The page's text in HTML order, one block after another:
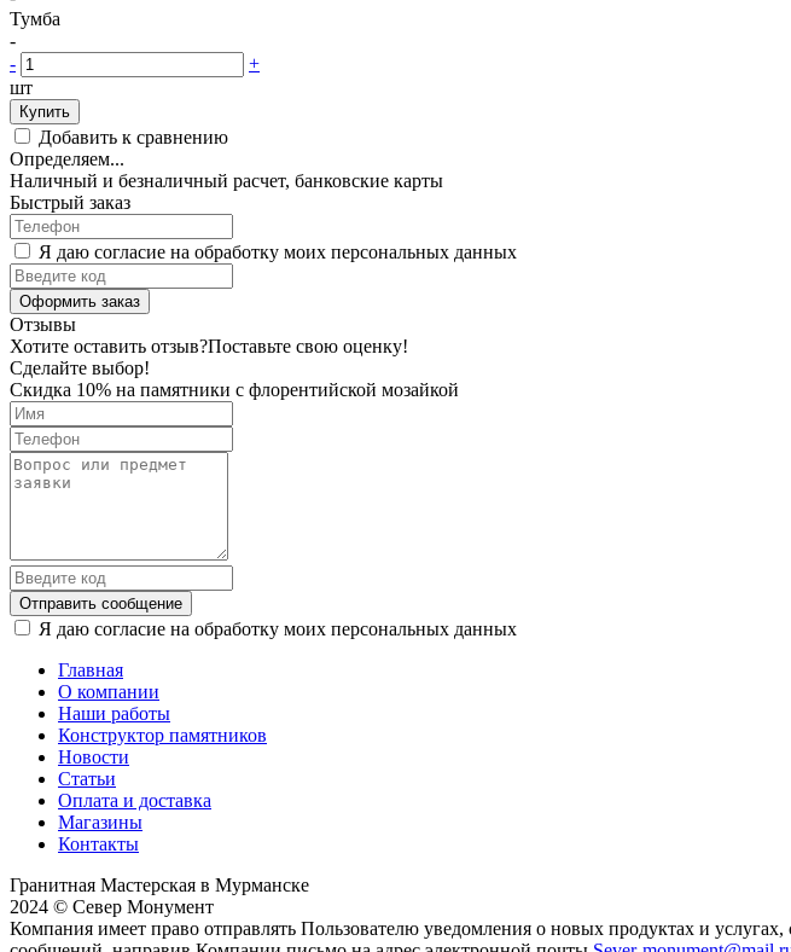
Тумба
-
-
+
шт
Купить
Добавить к сравнению
Определяем...
Наличный и безналичный расчет, банковские карты
Быстрый заказ
Я даю согласие на обработку моих персональных данных
Оформить заказ
Отзывы
Хотите оставить отзыв?Поставьте свою оценку!
Сделайте выбор!
Скидка 10% на памятники с флорентийской мозайкой
Отправить сообщение
Я даю согласие на обработку моих персональных данных
Главная
О компании
Наши работы
Конструктор памятников
Новости
Статьи
Оплата и доставка
Магазины
Контакты
Гранитная Мастерская в Мурманске
2024 © Север Монумент
Компания имеет право отправлять Пользователю уведомления о новых продуктах и